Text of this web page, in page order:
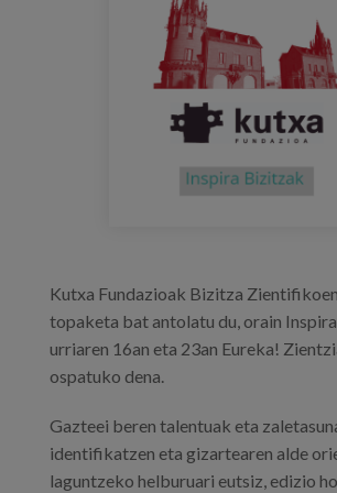
Kutxa Fundazioak Bizitza
topaketa bat antolatu du, orain
urriaren 16an eta 23an Eureka!
ospatuko dena.
Gazteei beren talentuak eta
identifikatzen eta gizartearen alde
laguntzeko helburuari eutsiz, edizio